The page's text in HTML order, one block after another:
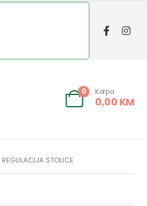
0 Korpa
0,00 KM
REGULACIJA STOLICE